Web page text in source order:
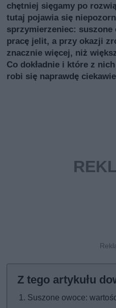
chętniej sięgamy po
tutaj pojawia się
sprzymierzeniec:
pracę jelit, a przy okazji
znacznie więcej, niż
Co dokładnie i które z
robi się naprawdę
Suszone owoce: